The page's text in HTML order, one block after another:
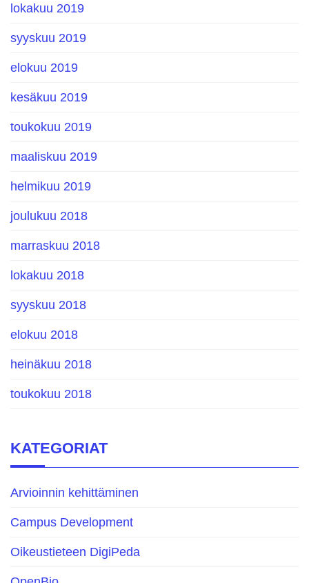
lokakuu 2019
syyskuu 2019
elokuu 2019
kesäkuu 2019
toukokuu 2019
maaliskuu 2019
helmikuu 2019
joulukuu 2018
marraskuu 2018
lokakuu 2018
syyskuu 2018
elokuu 2018
heinäkuu 2018
toukokuu 2018
KATEGORIAT
Arvioinnin kehittäminen
Campus Development
Oikeustieteen DigiPeda